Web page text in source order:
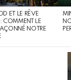
ET LE RÊVE
COMMENT LE
NOTRE